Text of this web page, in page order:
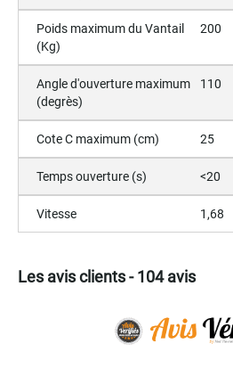
Poids maximum du Vantail
(Kg)
200
Angle d'ouverture maximum
(degrès)
110
Cote C maximum (cm) 25
Temps ouverture (s) <20
Vitesse 1,68
Les avis clients - 104 avis